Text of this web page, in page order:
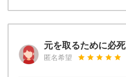
元を取るために必
匿名希望